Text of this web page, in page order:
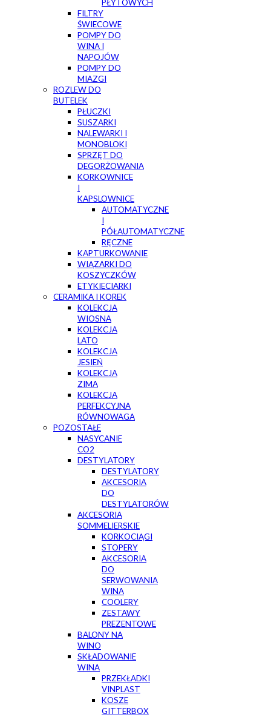
PŁYTOWYCH
FILTRY
ŚWIECOWE
POMPY DO
WINA I
NAPOJÓW
POMPY DO
MIAZGI
ROZLEW DO
BUTELEK
PŁUCZKI
SUSZARKI
NALEWARKI I
MONOBLOKI
SPRZĘT DO
DEGORŻOWANIA
KORKOWNICE
I
KAPSLOWNICE
AUTOMATYCZNE
I
PÓŁAUTOMATYCZNE
RĘCZNE
KAPTURKOWANIE
WIĄZARKI DO
KOSZYCZKÓW
ETYKIECIARKI
CERAMIKA I KOREK
KOLEKCJA
WIOSNA
KOLEKCJA
LATO
KOLEKCJA
JESIEŃ
KOLEKCJA
ZIMA
KOLEKCJA
PERFEKCYJNA
RÓWNOWAGA
POZOSTAŁE
NASYCANIE
CO2
DESTYLATORY
DESTYLATORY
AKCESORIA
DO
DESTYLATORÓW
AKCESORIA
SOMMELIERSKIE
KORKOCIĄGI
STOPERY
AKCESORIA
DO
SERWOWANIA
WINA
COOLERY
ZESTAWY
PREZENTOWE
BALONY NA
WINO
SKŁADOWANIE
WINA
PRZEKŁADKI
VINPLAST
KOSZE
GITTERBOX